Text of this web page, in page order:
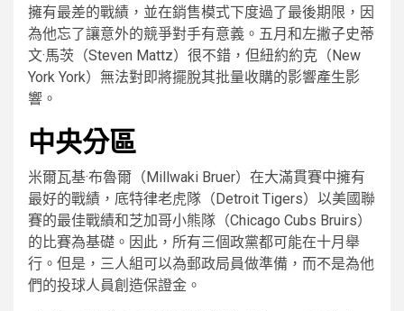
擁有最差的戰績，並在銷售模式下度過了最後期限，因
為他忘了讓意外的競爭對手有意義。五月和左撇子史蒂
文·馬茨（Steven Mattz）很不錯，但紐約約克（New
York York）無法對即將擺脫其批量收購的影響產生影
響。
中央分區
米爾瓦基·布魯爾（Millwaki Bruer）在大滿貫賽中擁有
最好的戰績，底特律老虎隊（Detroit Tigers）以美國聯
賽的最佳戰績和芝加哥小熊隊（Chicago Cubs Bruirs）
的比賽為基礎。因此，所有三個政黨都可能在十月舉
行。但是，三人組可以為郵政局員做準備，而不是為他
們的投球人員創造保證金。